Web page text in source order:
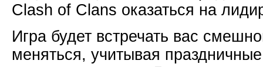
Clash of Clans оказаться на
Игра будет встречать вас
меняться, учитывая